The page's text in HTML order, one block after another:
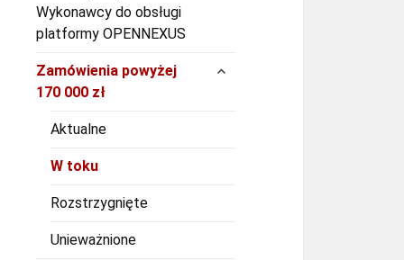
Wykonawcy do obsługi
platformy OPENNEXUS
Zamówienia powyżej
170 000 zł
rozwiń
menu
Aktualne
W toku
Rozstrzygnięte
Unieważnione